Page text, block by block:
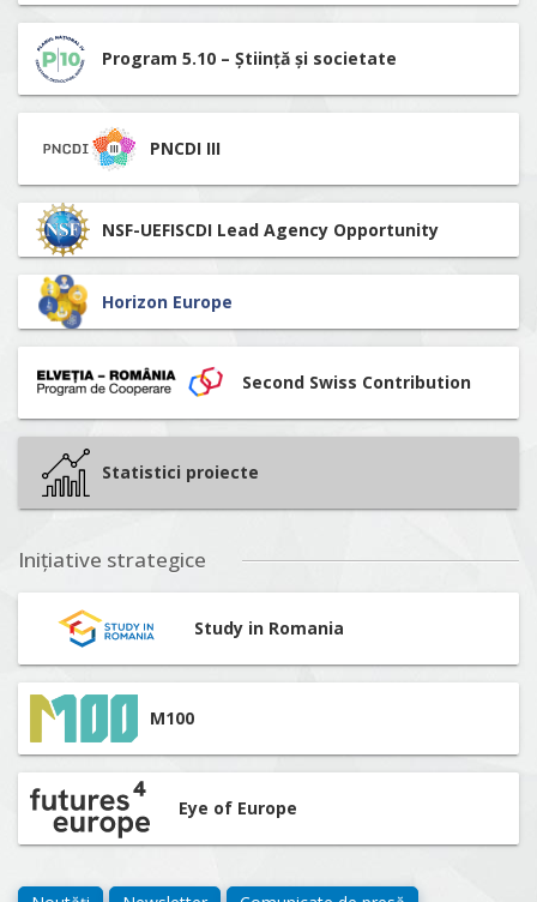
Program 5.10 – Știință și societate
PNCDI III
NSF-UEFISCDI Lead Agency Opportunity
Horizon Europe
Second Swiss Contribution
Statistici proiecte
Inițiative strategice
Study in Romania
M100
Eye of Europe